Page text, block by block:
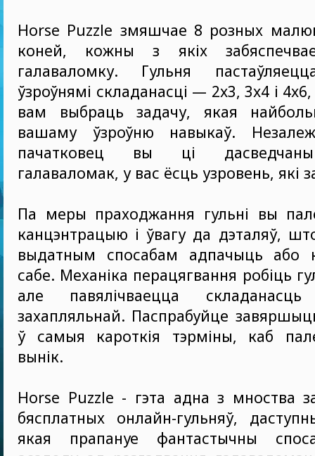
Horse Puzzle змяшчае 8 розных
коней, кожны з якіх
галаваломку. Гульня
ўзроўнямі складанасці — 2x3, 3x4 і
вам выбраць задачу, якая
вашаму ўзроўню навыкаў.
пачатковец вы ці
галаваломак, у вас ёсць узровень, які
Па меры праходжання гульні вы
канцэнтрацыю і ўвагу да дэталяў,
выдатным спосабам адпачыць або
сабе. Механіка перацягвання робіць
але павялічваецца
захапляльнай. Паспрабуйце
ў самыя кароткія тэрміны, каб
вынік.
Horse Puzzle - гэта адна з мноства
бясплатных онлайн-гульняў,
якая прапануе фантастычны